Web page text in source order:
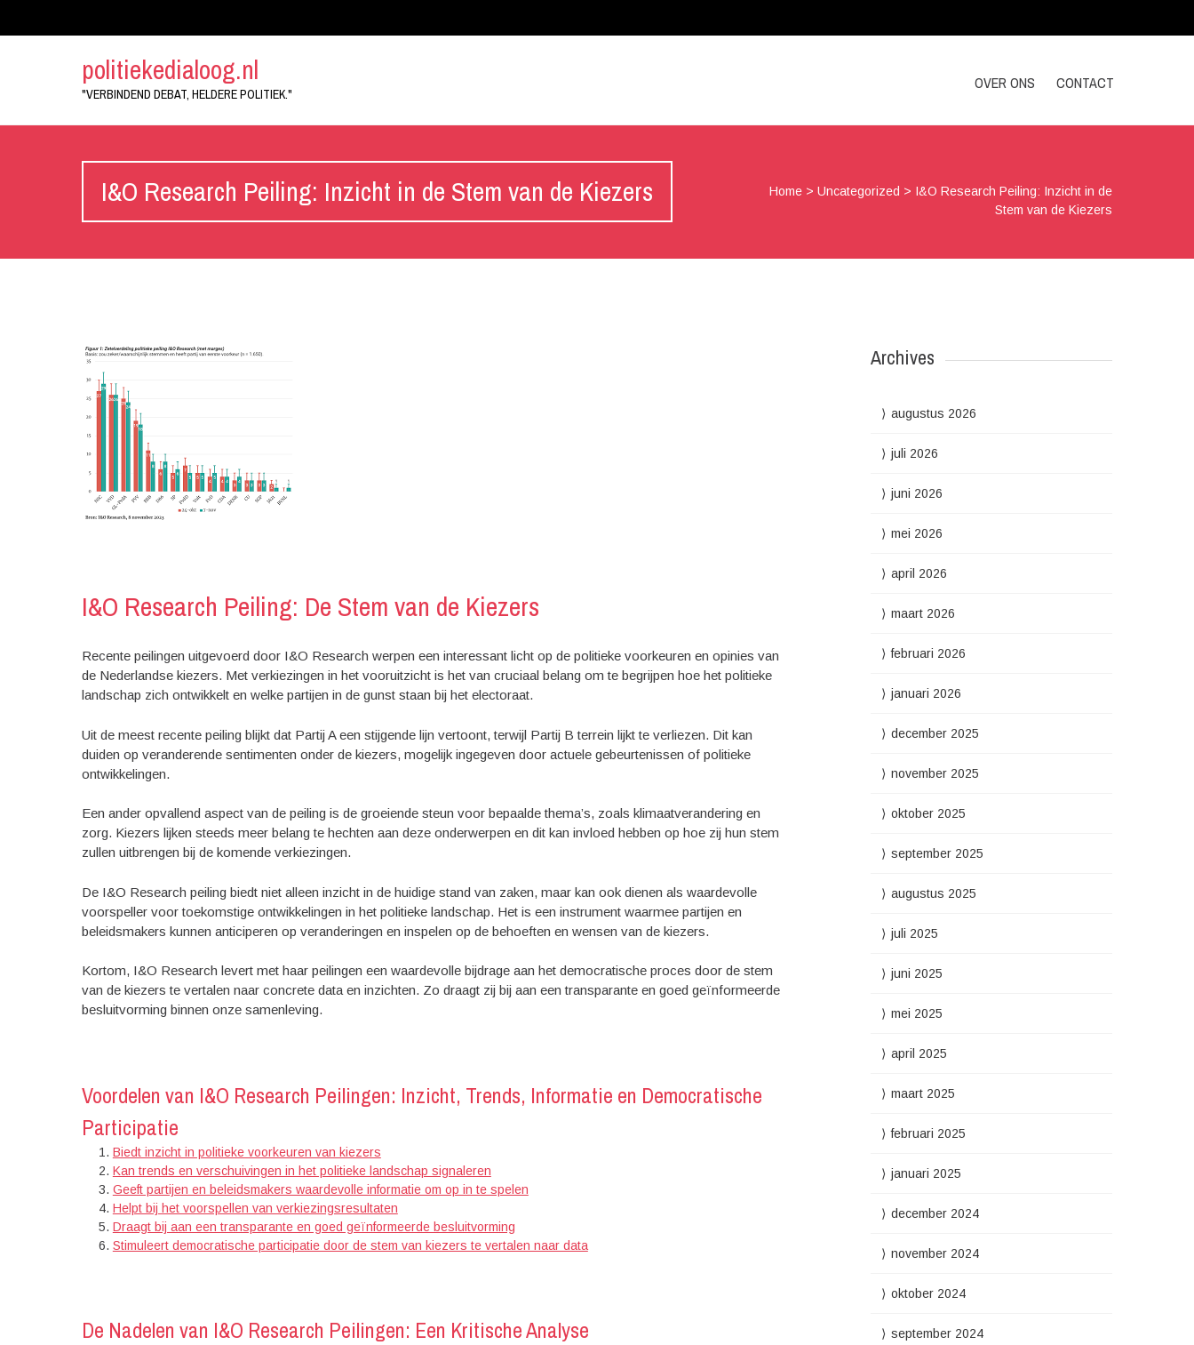
politiekedialoog.nl
"VERBINDEND DEBAT, HELDERE POLITIEK."
OVER ONS CONTACT
I&O Research Peiling: Inzicht in de Stem van de Kiezers Home >Uncategorized > I&O Research Peiling: Inzicht in de
Stem van de Kiezers
I&O Research Peiling: De Stem van de Kiezers
Recente peilingen uitgevoerd door I&O Research werpen een interessant licht op de politieke voorkeuren en opinies van
de Nederlandse kiezers. Met verkiezingen in het vooruitzicht is het van cruciaal belang om te begrijpen hoe het politieke
landschap zich ontwikkelt en welke partijen in de gunst staan bij het electoraat.
Uit de meest recente peiling blijkt dat Partij A een stijgende lijn vertoont, terwijl Partij B terrein lijkt te verliezen. Dit kan
duiden op veranderende sentimenten onder de kiezers, mogelijk ingegeven door actuele gebeurtenissen of politieke
ontwikkelingen.
Een ander opvallend aspect van de peiling is de groeiende steun voor bepaalde thema’s, zoals klimaatverandering en
zorg. Kiezers lijken steeds meer belang te hechten aan deze onderwerpen en dit kan invloed hebben op hoe zij hun stem
zullen uitbrengen bij de komende verkiezingen.
De I&O Research peiling biedt niet alleen inzicht in de huidige stand van zaken, maar kan ook dienen als waardevolle
voorspeller voor toekomstige ontwikkelingen in het politieke landschap. Het is een instrument waarmee partijen en
beleidsmakers kunnen anticiperen op veranderingen en inspelen op de behoeften en wensen van de kiezers.
Kortom, I&O Research levert met haar peilingen een waardevolle bijdrage aan het democratische proces door de stem
van de kiezers te vertalen naar concrete data en inzichten. Zo draagt zij bij aan een transparante en goed geïnformeerde
besluitvorming binnen onze samenleving.
Voordelen van I&O Research Peilingen: Inzicht, Trends, Informatie en Democratische
Participatie
Biedt inzicht in politieke voorkeuren van kiezers
Kan trends en verschuivingen in het politieke landschap signaleren
Geeft partijen en beleidsmakers waardevolle informatie om op in te spelen
Helpt bij het voorspellen van verkiezingsresultaten
Draagt bij aan een transparante en goed geïnformeerde besluitvorming
Stimuleert democratische participatie door de stem van kiezers te vertalen naar data
De Nadelen van I&O Research Peilingen: Een Kritische Analyse
Archives
augustus 2026
juli 2026
juni 2026
mei 2026
april 2026
maart 2026
februari 2026
januari 2026
december 2025
november 2025
oktober 2025
september 2025
augustus 2025
juli 2025
juni 2025
mei 2025
april 2025
maart 2025
februari 2025
januari 2025
december 2024
november 2024
oktober 2024
september 2024